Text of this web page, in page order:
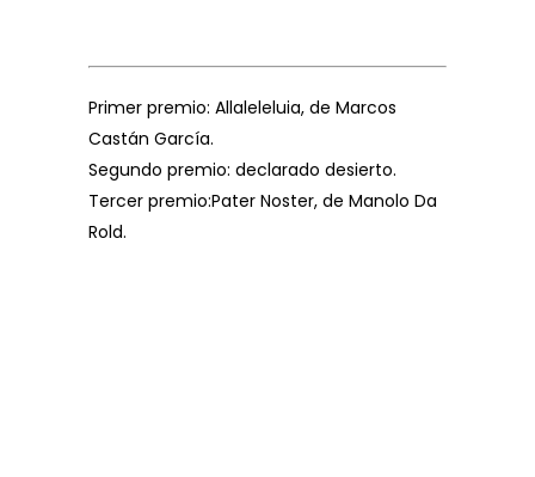
Primer premio: Allaleleluia, de Marcos
Castán García.
Segundo premio: declarado desierto.
Tercer premio:Pater Noster, de Manolo Da
Rold.